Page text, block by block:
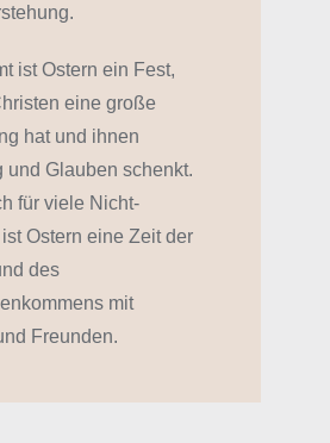
ist Ostern ein Fest,
eine große
hat und ihnen
und Glauben schenkt.
für viele Nicht-
Ostern eine Zeit der
des
mit
Freunden.